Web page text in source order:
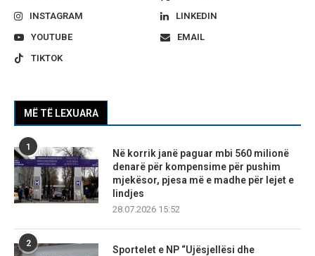
INSTAGRAM
LINKEDIN
YOUTUBE
EMAIL
TIKTOK
MË TË LEXUARA
1
Në korrik janë paguar mbi 560 milionë
denarë për kompensime për pushim
mjekësor, pjesa më e madhe për lejet e
lindjes
28.07.2026 15:52
2
Sportelet e NP “Ujësjellësi dhe